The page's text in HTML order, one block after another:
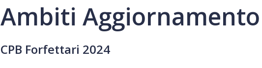
Ambiti Aggiornamento
CPB Forfettari 2024